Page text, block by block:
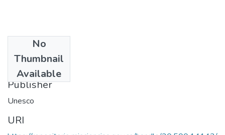
No
Thumbnail
Available
1984
Publisher
Unesco
URI